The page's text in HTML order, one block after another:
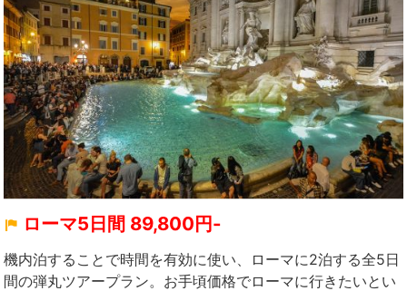
ローマ5日間 89,800円-
機内泊することで時間を有効に使い、ローマに2泊する全5日
間の弾丸ツアープラン。お手頃価格でローマに行きたいとい